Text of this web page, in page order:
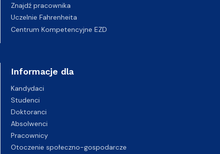
Znajdź pracownika
Uczelnie Fahrenheita
Centrum Kompetencyjne EZD
Informacje dla
Kandydaci
Studenci
Doktoranci
Absolwenci
Pracownicy
Otoczenie społeczno-gospodarcze